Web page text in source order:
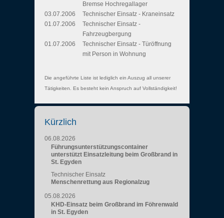
Bremse Hochregallager
03.07.2006
Technischer Einsatz - Kraneinsatz
01.07.2006
Technischer Einsatz -
Fahrzeugbergung
01.07.2006
Technischer Einsatz - Türöffnung
mit Person in Wohnung
Die angeführte Liste ist lediglich ein Auszug all unserer
Tätigkeiten. Es besteht kein Anspruch auf Vollständigkeit!
Kürzlich
06.08.2026
Führungsunterstützungscontainer
unterstützt Einsatzleitung beim Großbrand in
St. Egyden
Technischer Einsatz
Menschenrettung aus Regionalzug
05.08.2026
KHD-Einsatz beim Großbrand im Föhrenwald
in St. Egyden